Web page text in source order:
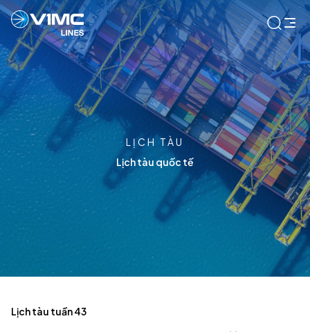
LỊCH TÀU
Lịch tàu quốc tế
Lịch tàu tuần 43